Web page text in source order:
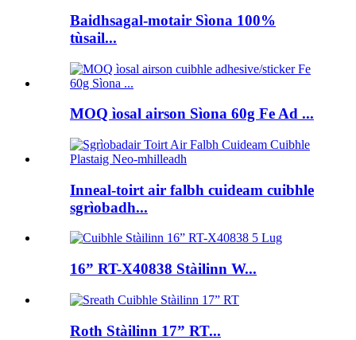
Baidhsagal-motair Sìona 100%
tùsail...
MOQ ìosal airson Sìona 60g Fe Ad ...
Inneal-toirt air falbh cuideam cuibhle
sgrìobadh...
16” RT-X40838 Stàilinn W...
Roth Stàilinn 17” RT...